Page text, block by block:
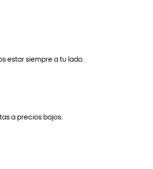
estar siempre a tu lado.
a precios bajos.